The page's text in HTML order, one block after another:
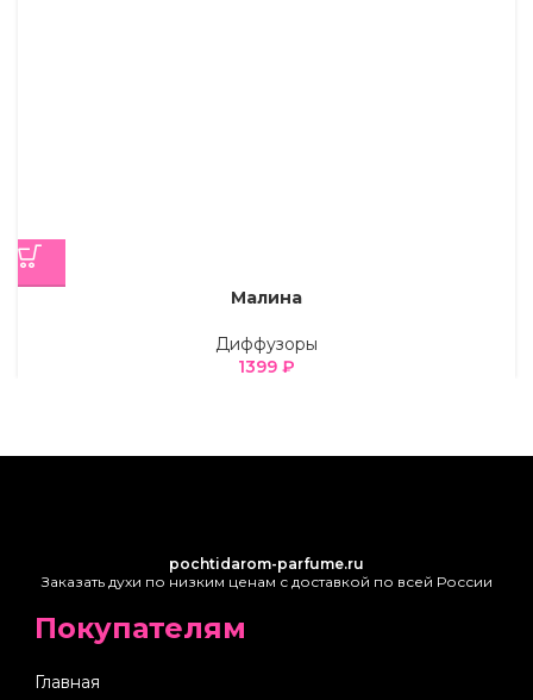
Малина
Диффузоры
1399 ₽
pochtidarom-parfume.ru
Заказать духи по низким ценам с доставкой по всей России
Покупателям
Главная